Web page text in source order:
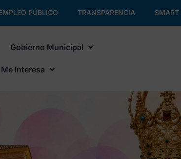
PÚBLICO TRANSPARENCIA SMART
Gobierno Municipal
Me Interesa